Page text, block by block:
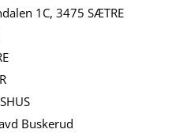
1C, 3475 SÆTRE
Buskerud